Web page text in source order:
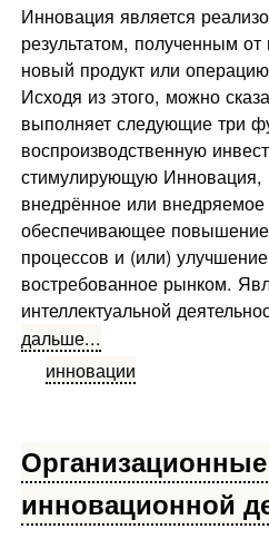
Инновация является
результатом, полученным
новый продукт или
Исходя из этого, можно
выполняет следующие три
воспроизводственную
стимулирующую
внедрённое или
обеспечивающее
процессов и (или)
востребованное рынком.
интеллектуальной
дальше...
инновации
инновационной